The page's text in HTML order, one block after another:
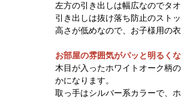
左方の引き出しは幅広なのでタ
引き出しは抜け落ち防止のスト
高さが低めなので、お子様用の
お部屋の雰囲気がパッと明るく
木目が入ったホワイトオーク柄
かになります。
取っ手はシルバー系カラーで、